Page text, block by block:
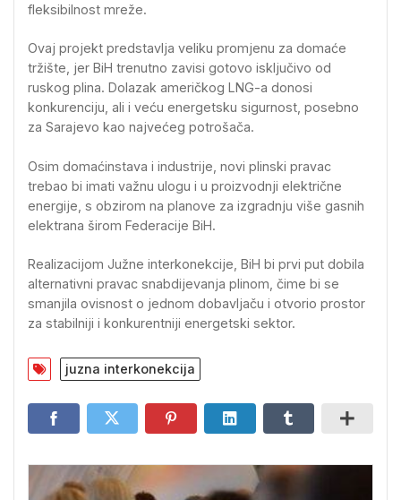
fleksibilnost mreže.
Ovaj projekt predstavlja veliku promjenu za domaće
tržište, jer BiH trenutno zavisi gotovo isključivo od
ruskog plina. Dolazak američkog LNG-a donosi
konkurenciju, ali i veću energetsku sigurnost, posebno
za Sarajevo kao najvećeg potrošača.
Osim domaćinstava i industrije, novi plinski pravac
trebao bi imati važnu ulogu i u proizvodnji električne
energije, s obzirom na planove za izgradnju više gasnih
elektrana širom Federacije BiH.
Realizacijom Južne interkonekcije, BiH bi prvi put dobila
alternativni pravac snabdijevanja plinom, čime bi se
smanjila ovisnost o jednom dobavljaču i otvorio prostor
za stabilniji i konkurentniji energetski sektor.
juzna interkonekcija